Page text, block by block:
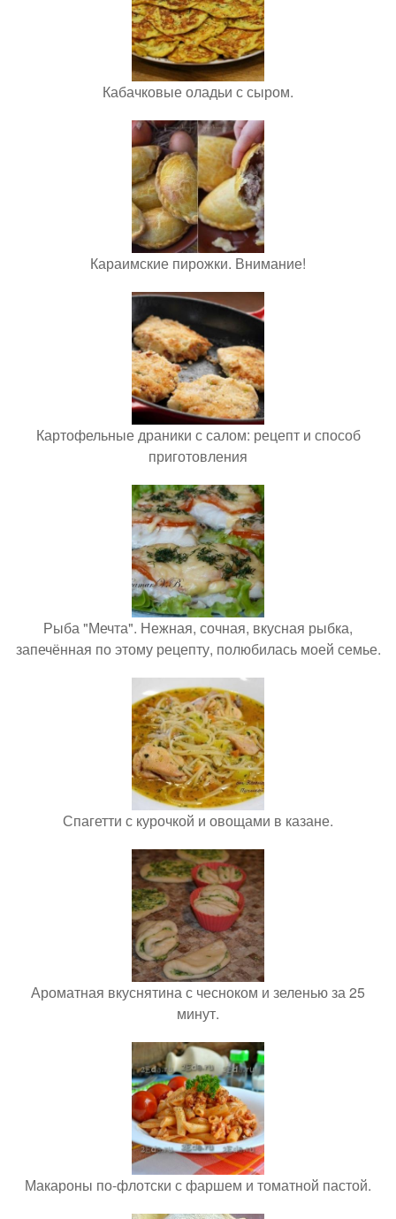
Кабачковые оладьи с сыром.
Караимские пирожки. Внимание!
Картофельные драники с салом: рецепт и способ
приготовления
Рыба "Мечта". Нежная, сочная, вкусная рыбка,
запечённая по этому рецепту, полюбилась моей семье.
Спагетти с курочкой и овощами в казане.
Ароматная вкуснятина с чесноком и зеленью за 25
минут.
Макароны по-флотски с фаршем и томатной пастой.